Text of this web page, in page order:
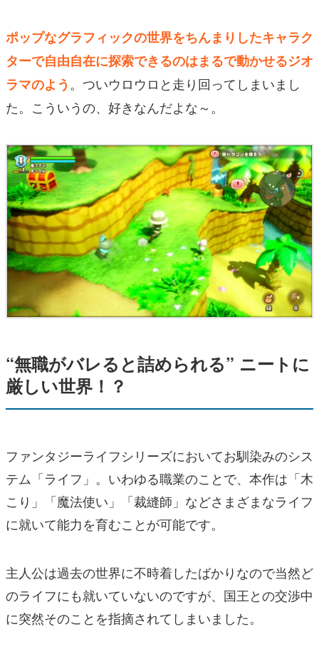
ポップなグラフィックの世界をちんまりしたキャラク
ターで自由自在に探索できるのはまるで動かせるジオ
ラマのよう 。ついウロウロと走り回ってしまいまし
た。こういうの、好きなんだよな～。
“無職がバレると詰められる” ニートに
厳しい世界！？
ファンタジーライフシリーズにおいてお馴染みのシス
テム「ライフ」。いわゆる職業のことで、本作は「木
こり」「魔法使い」「裁縫師」などさまざまなライフ
に就いて能力を育むことが可能です。
主人公は過去の世界に不時着したばかりなので当然ど
のライフにも就いていないのですが、国王との交渉中
に突然そのことを指摘されてしまいました。